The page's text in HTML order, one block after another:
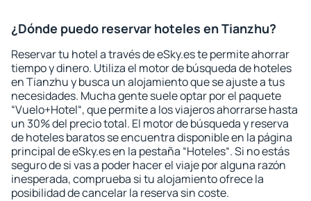
¿Dónde puedo reservar hoteles en Tianzhu?
Reservar tu hotel a través de eSky.es te permite ahorrar
tiempo y dinero. Utiliza el motor de búsqueda de hoteles
en Tianzhu y busca un alojamiento que se ajuste a tus
necesidades. Mucha gente suele optar por el paquete
“Vuelo+Hotel“, que permite a los viajeros ahorrarse hasta
un 30% del precio total. El motor de búsqueda y reserva
de hoteles baratos se encuentra disponible en la página
principal de eSky.es en la pestaña “Hoteles“. Si no estás
seguro de si vas a poder hacer el viaje por alguna razón
inesperada, comprueba si tu alojamiento ofrece la
posibilidad de cancelar la reserva sin coste.